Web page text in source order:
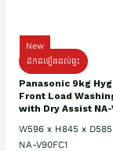
New
ដឹកដំឡើងដល់ផ្ទះ
Panasonic 9kg
Front Load
with Dry Assist NA-
W596 x H845 x
NA-V90FC1